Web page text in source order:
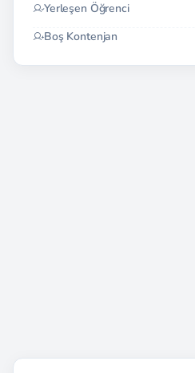
Yerleşen Öğrenci
Boş Kontenjan